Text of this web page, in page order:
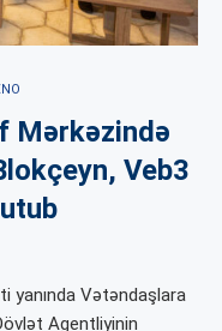
Mərkəzində
Veb3
yanında Vətəndaşlara
Agentliyinin